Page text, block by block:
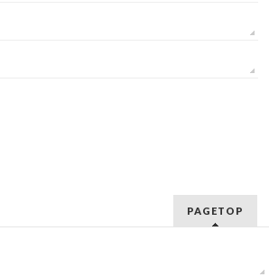
PAGETOP